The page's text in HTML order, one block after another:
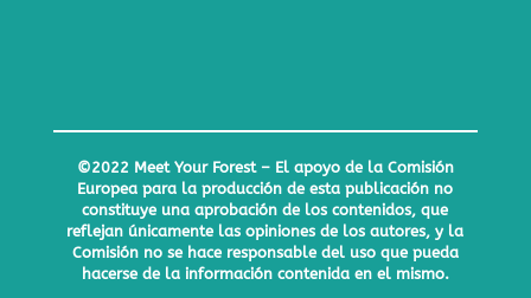
©2022 Meet Your Forest – El apoyo de la Comisión
Europea para la producción de esta publicación no
constituye una aprobación de los contenidos, que
reflejan únicamente las opiniones de los autores, y la
Comisión no se hace responsable del uso que pueda
hacerse de la información contenida en el mismo.